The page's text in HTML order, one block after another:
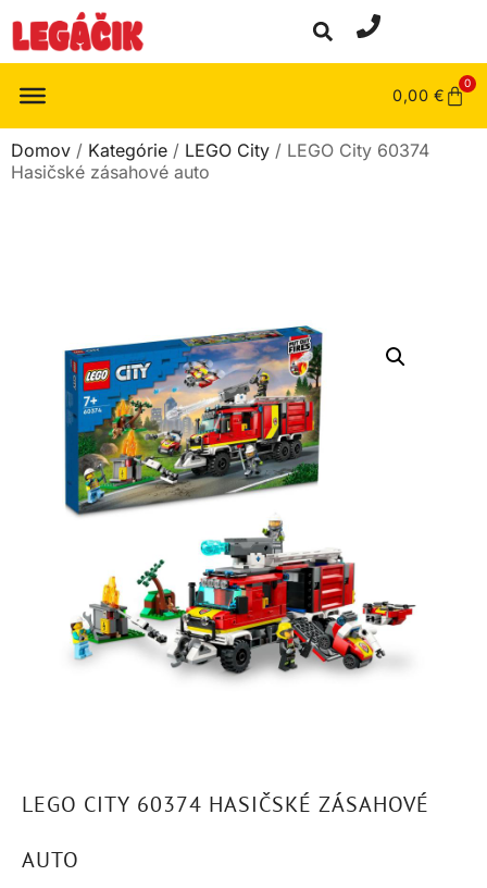
0,00 €
0
Domov / Kategórie / LEGO City / LEGO City 60374
Hasičské zásahové auto
LEGO CITY 60374 HASIČSKÉ ZÁSAHOVÉ
AUTO